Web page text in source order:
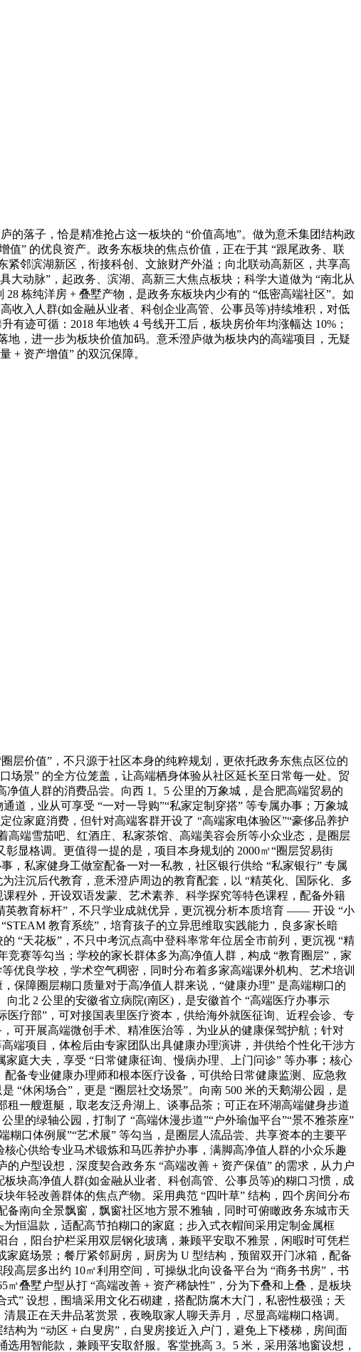
落子，恰是精准抢占这一板块的 “价值高地”。做为意禾集团结构政
” 的优良资产。政务东板块的焦点价值，正在于其 “跟尾政务、联
邻滨湖新区，衔接科创、文旅财产外溢；向北联动高新区，共享高
大动脉”，起政务、滨湖、高新三大焦点板块；科学大道做为 “南北从
栋纯洋房 + 叠墅产物，是政务东板块内少有的 “低密高端社区”。如
入人群(如金融从业者、科创企业高管、公事员等)持续堆积，对低
迹可循：2018 年地铁 4 号线开工后，板块房价年均涨幅达 10%；
地，进一步为板块价值加码。意禾澄庐做为板块内的高端项目，无疑
+ 资产增值” 的双沉保障。
层价值”，不只源于社区本身的纯粹规划，更依托政务东焦点区位的
景” 的全方位笼盖，让高端栖身体验从社区延长至日常每一处。贸
值人群的消费品尝。向西 1。5 公里的万象城，是合肥高端贸易的
道，业从可享受 “一对一导购”“私家定制穿搭” 等专属办事；万象城
位家庭消费，但针对高端客群开设了 “高端家电体验区”“豪侈品养护
高端雪茄吧、红酒庄、私家茶馆、高端美容会所等小众业态，是圈层
显格调。更值得一提的是，项目本身规划的 2000㎡“圈层贸易街
，私家健身工做室配备一对一私教，社区银行供给 “私家银行” 专属
注沉后代教育，意禾澄庐周边的教育配套，以 “精英化、国际化、多
程外，开设双语发蒙、艺术素养、科学探究等特色课程，配备外籍
英教育标杆”，不只学业成就优异，更沉视分析本质培育 —— 开设 “小
教育系统”，培育孩子的立异思维取实践能力，良多家长暗
“天花板”，不只中考沉点高中登科率常年位居全市前列，更沉视 “精
赛等勾当；学校的家长群体多为高净值人群，构成 “教育圈层”，家
优良学校，学术空气稠密，同时分布着多家高端课外机构、艺术培训
保障圈层糊口质量对于高净值人群来说，“健康办理” 是高端糊口的
北 2 公里的安徽省立病院(南区)，是安徽首个 “高端医疗办事示
医疗部”，可对接国表里医疗资本，供给海外就医征询、近程会诊、专
可开展高端微创手术、精准医治等，为业从的健康保驾护航；针对
端项目，体检后由专家团队出具健康办理演讲，并供给个性化干涉方
庭大夫，享受 “日常健康征询、慢病办理、上门问诊” 等办事；核心
备专业健康办理师和根本医疗设备，可供给日常健康监测、应急救
“休闲场合”，更是 “圈层社交场景”。向南 500 米的天鹅湖公园，是
一艘逛艇，取老友泛舟湖上、谈事品茶；可正在环湖高端健身步道
的绿轴公园，打制了 “高端休漫步道”“户外瑜伽平台”“景不雅茶座”
口体例展”“艺术展” 等勾当，是圈层人流品尝、共享资本的主要平
心供给专业马术锻炼和马匹养护办事，满脚高净值人群的小众乐趣
的户型设想，深度契合政务东 “高端改善 + 资产保值” 的需求，从力户
块高净值人群(如金融从业者、科创高管、公事员等)的糊口习惯，成
年轻改善群体的焦点产物。采用典范 “四叶草” 结构，四个房间分布
南向全景飘窗，飘窗社区地方景不雅轴，同时可俯瞰政务东城市天
恒温款，适配高节拍糊口的家庭；步入式衣帽间采用定制金属框
，阳台护栏采用双层钢化玻璃，兼顾平安取不雅景，闲暇时可凭栏
庭场景；餐厅紧邻厨房，厨房为 U 型结构，预留双开门冰箱，配备
高层多出约 10㎡利用空间，可操纵北向设备平台为 “商务书房”，书
叠墅户型从打 “高端改善 + 资产稀缺性”，分为下叠和上叠，是板块
” 设想，围墙采用文化石砌建，搭配防腐木大门，私密性极强；天
晨正在天井品茗赏景，夜晚取家人聊天弄月，尽显高端糊口格调。
构为 “动区 + 白叟房”，白叟房接近入户门，避免上下楼梯，房间面
用智能款，兼顾平安取舒服。客堂挑高 3。5 米，采用落地窗设想，